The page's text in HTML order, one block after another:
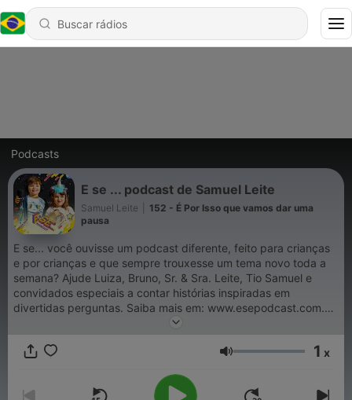
Podcasts
E se ... podcast de Samuel Leite
Samuel Leite
152 - É Por Isso que vamos dar uma
pausa
E se... você ouvisse um podcast diferente, feito para crianças
e por crianças e que sempre trouxesse um tema novo toda a
semana? Ajude Luiza, Bruno, Sr. & Sra. Leite, Tio Samuel e
convidados especiais a contar histórias inspiradas em
divertidas perguntas. Saiba mais em: www.esepodcast.com.br.
corporativo e dê voz à sua marca!
Volume 1 x